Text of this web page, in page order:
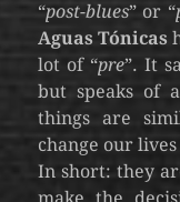
“post-blues” or “
Aguas Tónicas
lot of “pre”. It
but speaks of
things are
change our
In short: they